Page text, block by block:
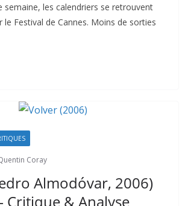
semaine, les calendriers se retrouvent
le Festival de Cannes. Moins de sorties
Coray
Almodóvar, 2006)
& Analyse